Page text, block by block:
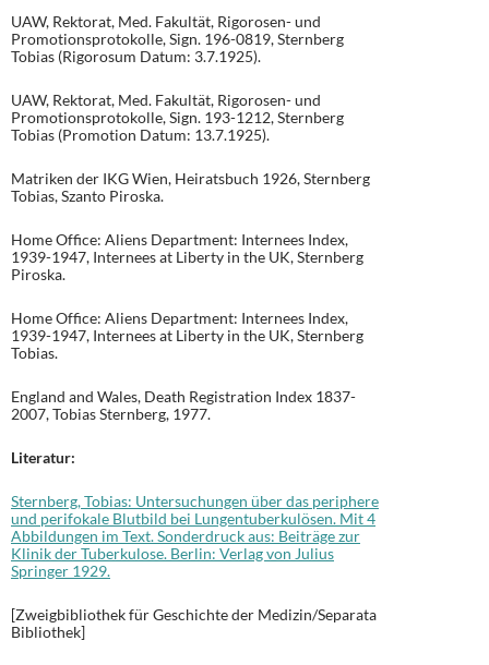
UAW, Rektorat, Med. Fakultät, Rigorosen- und
Promotionsprotokolle, Sign. 196-0819, Sternberg
Tobias (Rigorosum Datum: 3.7.1925).
UAW, Rektorat, Med. Fakultät, Rigorosen- und
Promotionsprotokolle, Sign. 193-1212, Sternberg
Tobias (Promotion Datum: 13.7.1925).
Matriken der IKG Wien, Heiratsbuch 1926, Sternberg
Tobias, Szanto Piroska.
Home Office: Aliens Department: Internees Index,
1939-1947, Internees at Liberty in the UK, Sternberg
Piroska.
Home Office: Aliens Department: Internees Index,
1939-1947, Internees at Liberty in the UK, Sternberg
Tobias.
England and Wales, Death Registration Index 1837-
2007, Tobias Sternberg, 1977.
Literatur:
Sternberg, Tobias: Untersuchungen über das periphere
und perifokale Blutbild bei Lungentuberkulösen. Mit 4
Abbildungen im Text. Sonderdruck aus: Beiträge zur
Klinik der Tuberkulose. Berlin: Verlag von Julius
Springer 1929.
[Zweigbibliothek für Geschichte der Medizin/Separata
Bibliothek]